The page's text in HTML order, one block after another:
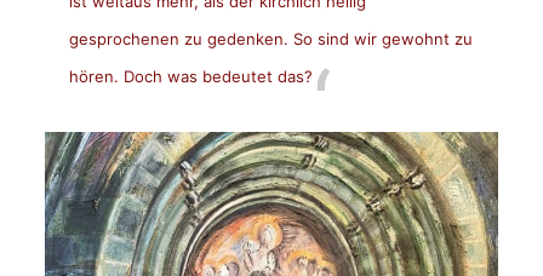
gesprochenen zu gedenken. So sind wir gewohnt zu
hören. Doch was bedeutet das?